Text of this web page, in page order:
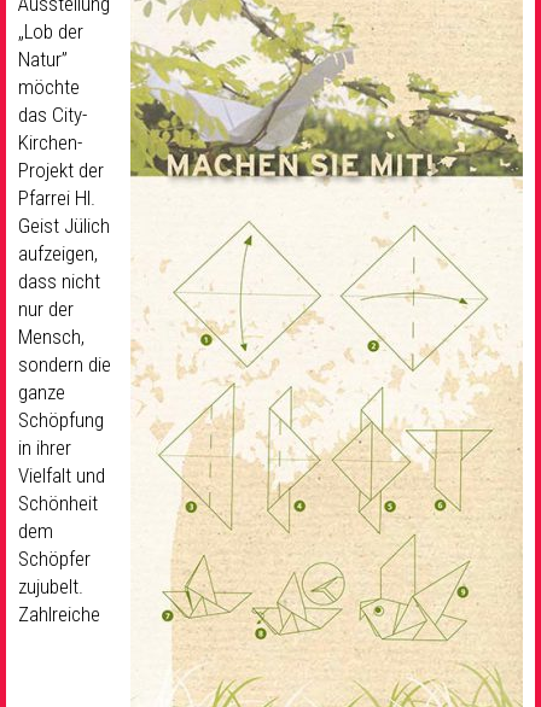
„Lob der
Natur”
möchte
das City-
Kirchen-
Projekt der
Pfarrei Hl.
Geist Jülich
aufzeigen,
dass nicht
nur der
Mensch,
sondern die
ganze
Schöpfung
in ihrer
Vielfalt und
Schönheit
dem
Schöpfer
zujubelt.
Zahlreiche